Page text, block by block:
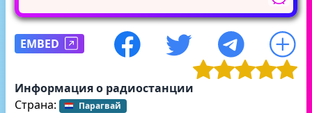
EMBED
Информация о радиостанции
Страна:
Парагвай